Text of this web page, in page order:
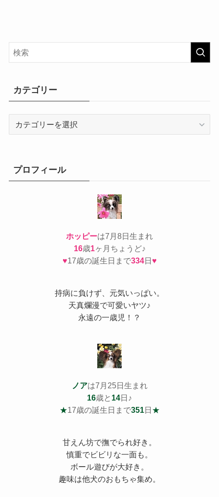
カテゴリー
ープロフィール
ホッピーは7月8日生まれ
16歳1ヶ月ちょうど♪
♥17歳の誕生日まで334日♥
持病に負けず、元気いっぱい。
天真爛漫で可愛いヤツ♪
永遠の一歳児！？
ノアは7月25日生まれ
16歳と 14日♪
★17歳の誕生日まで351日 ★
甘えん坊で撫でられ好き。
慎重でビビリな一面も。
ボール遊びが大好き。
趣味は他犬のおもちゃ集め。